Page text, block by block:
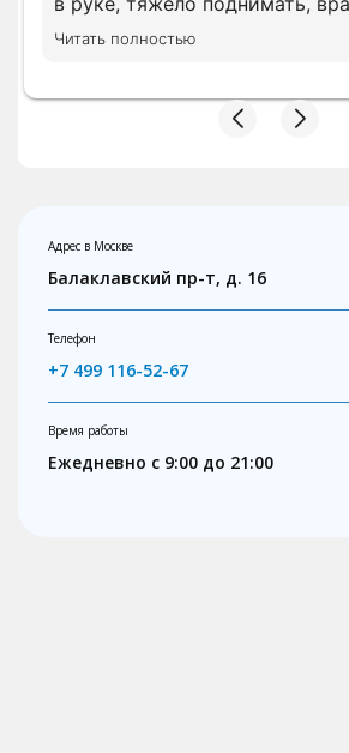
все необходимое лечение
дождать анализы несколько
лечение с учетом
вниманием относятся, следят
Читать полностью
Адрес в Москве
Балаклавский пр-т, д. 16
Телефон
+7 499 116-52-67
Время работы
Ежедневно с 9:00 до 21:00